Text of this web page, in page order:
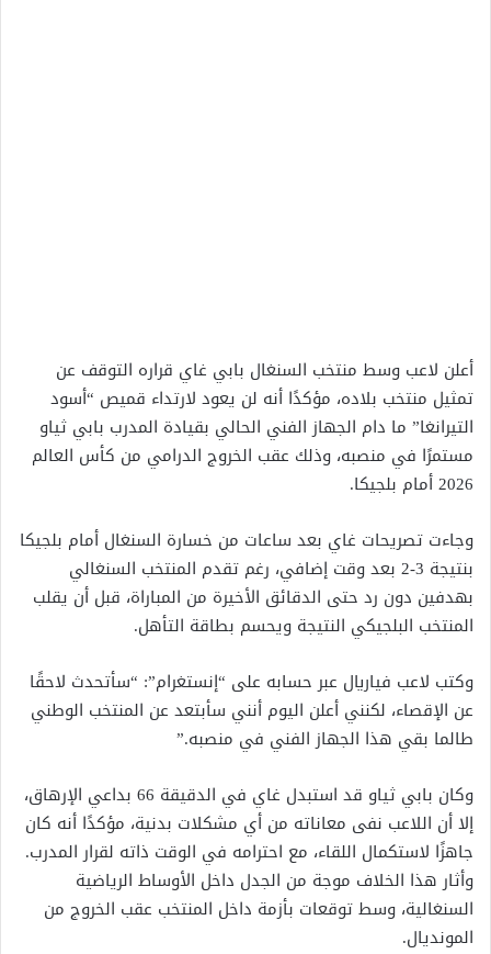
أعلن لاعب وسط منتخب السنغال بابي غاي قراره التوقف عن
تمثيل منتخب بلاده، مؤكدًا أنه لن يعود لارتداء قميص “أسود
التيرانغا” ما دام الجهاز الفني الحالي بقيادة المدرب بابي ثياو
مستمرًا في منصبه، وذلك عقب الخروج الدرامي من كأس العالم
2026 أمام بلجيكا.
وجاءت تصريحات غاي بعد ساعات من خسارة السنغال أمام بلجيكا
بنتيجة 3-2 بعد وقت إضافي، رغم تقدم المنتخب السنغالي
بهدفين دون رد حتى الدقائق الأخيرة من المباراة، قبل أن يقلب
المنتخب البلجيكي النتيجة ويحسم بطاقة التأهل.
وكتب لاعب فياريال عبر حسابه على “إنستغرام”: “سأتحدث لاحقًا
عن الإقصاء، لكنني أعلن اليوم أنني سأبتعد عن المنتخب الوطني
طالما بقي هذا الجهاز الفني في منصبه.”
وكان بابي ثياو قد استبدل غاي في الدقيقة 66 بداعي الإرهاق،
إلا أن اللاعب نفى معاناته من أي مشكلات بدنية، مؤكدًا أنه كان
جاهزًا لاستكمال اللقاء، مع احترامه في الوقت ذاته لقرار المدرب.
وأثار هذا الخلاف موجة من الجدل داخل الأوساط الرياضية
السنغالية، وسط توقعات بأزمة داخل المنتخب عقب الخروج من
المونديال.